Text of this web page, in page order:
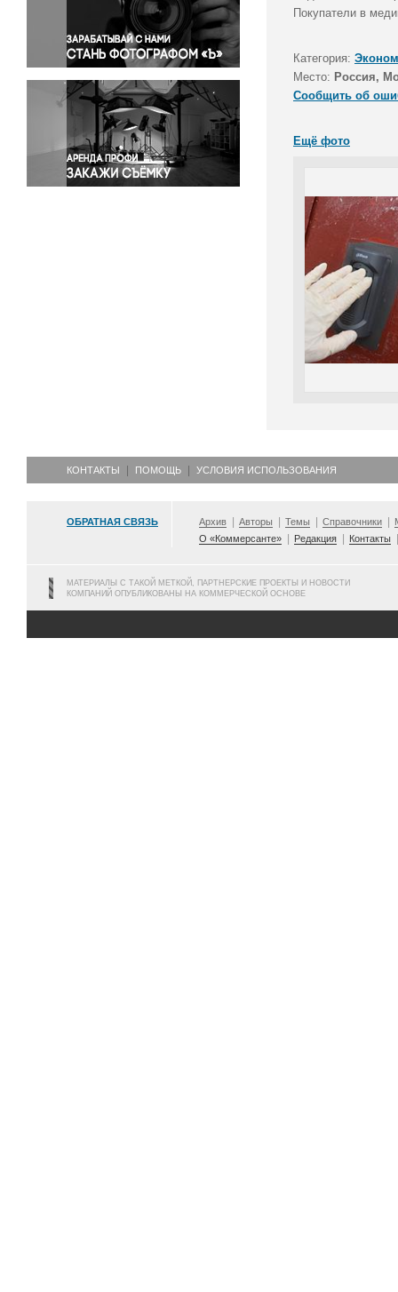
Правосудие
Происшествия и конфликты
Религия
Светская жизнь
Спорт
Экология
Экономика и бизнес
Покупатели в
Категория:
Место: Россия,
Сообщить об
Ещё фото
КОНТАКТЫ ПОМОЩЬ УСЛОВИЯ ИСПОЛЬЗОВАНИЯ
ОБРАТНАЯ СВЯЗЬ Архив Авторы Темы Справочники
О «Коммерсанте»
Редакция Контакты
МАТЕРИАЛЫ С ТАКОЙ МЕТКОЙ, ПАРТНЕРСКИЕ ПРОЕКТЫ И НОВОСТИ
КОМПАНИЙ ОПУБЛИКОВАНЫ НА КОММЕРЧЕСКОЙ ОСНОВЕ